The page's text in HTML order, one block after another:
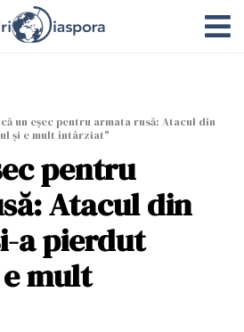
un eșec pentru armata rusă: Atacul din
și e mult întârziat"
pentru
Atacul din
a pierdut
mult